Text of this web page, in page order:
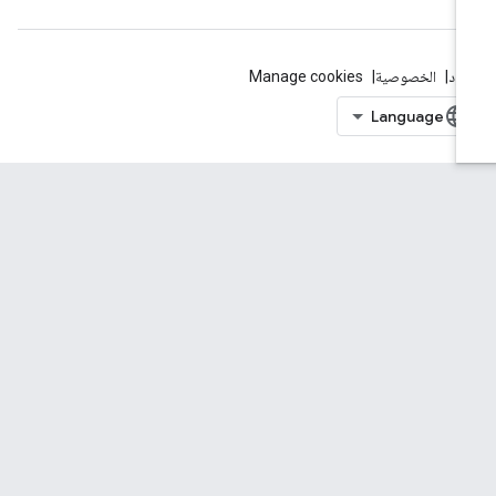
الخصوصية Manage cookies